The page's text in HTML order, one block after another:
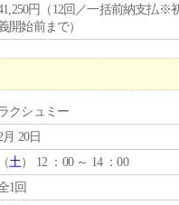
円（12回／一括前納支払※
開始前まで）
クシュミー
月 20日
（土） 12 ：00 ～ 14 ：00
1回